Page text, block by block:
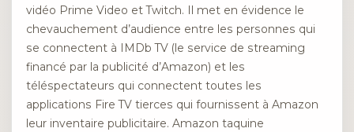
vidéo Prime Video et Twitch. Il met en évidence le
chevauchement d’audience entre les personnes qui
se connectent à IMDb TV (le service de streaming
financé par la publicité d’Amazon) et les
téléspectateurs qui connectent toutes les
applications Fire TV tierces qui fournissent à Amazon
leur inventaire publicitaire. Amazon taquine